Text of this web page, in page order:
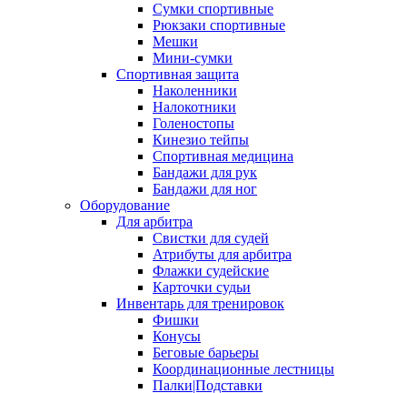
Сумки спортивные
Рюкзаки спортивные
Мешки
Мини-сумки
Спортивная защита
Наколенники
Налокотники
Голеностопы
Кинезио тейпы
Спортивная медицина
Бандажи для рук
Бандажи для ног
Оборудование
Для арбитра
Свистки для судей
Атрибуты для арбитра
Флажки судейские
Карточки судьи
Инвентарь для тренировок
Фишки
Конусы
Беговые барьеры
Координационные лестницы
Палки|Подставки